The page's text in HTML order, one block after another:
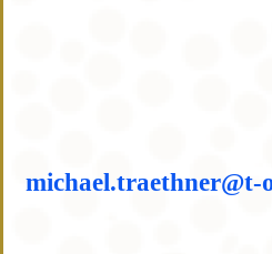
michael.traethner@t-